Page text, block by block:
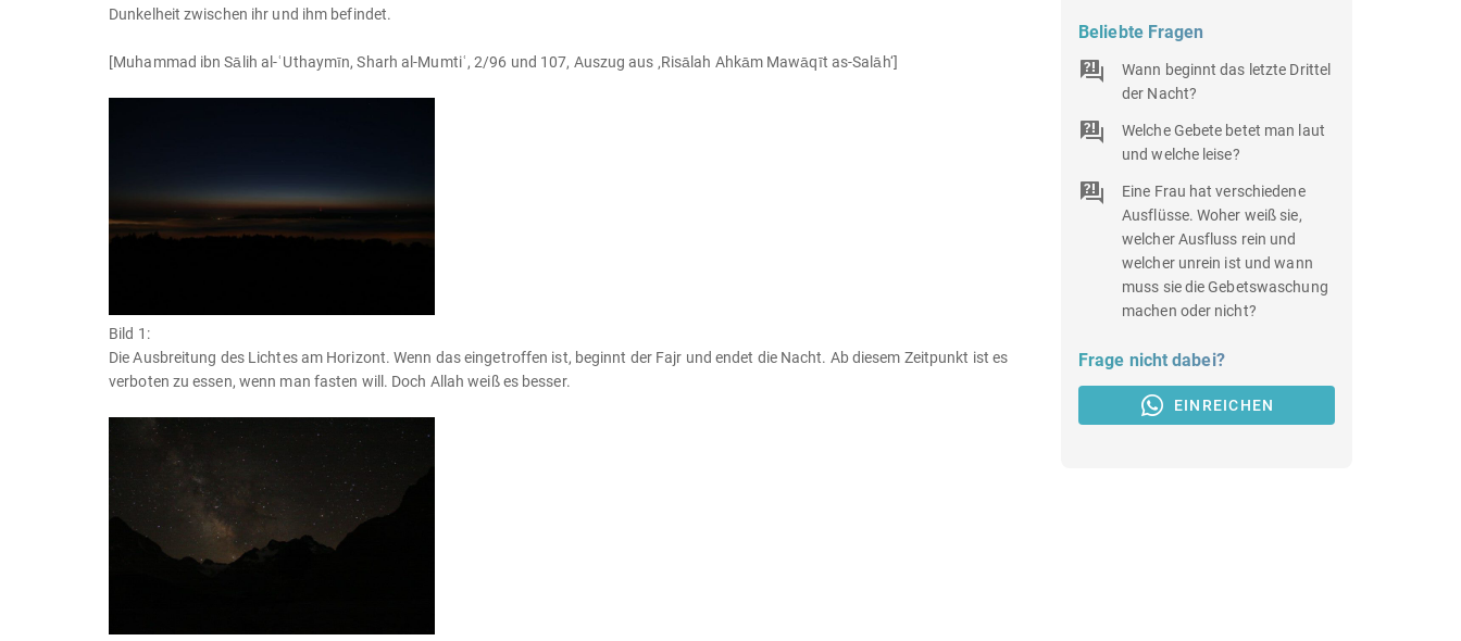
Dunkelheit zwischen ihr und ihm befindet.
[Muhammad ibn Sālih al-ʿUthaymīn, Sharh al-Mumtiʿ, 2/96 und 107, Auszug aus ‚Risālah Ahkām Mawāqīt as-Salāh‘]
Bild 1:
Die Ausbreitung des Lichtes am Horizont. Wenn das eingetroffen ist, beginnt der Fajr und endet die Nacht. Ab diesem Zeitpunkt ist es
verboten zu essen, wenn man fasten will. Doch Allah weiß es besser.
Beliebte Fragen
Wann beginnt das letzte Drittel
der Nacht?
Welche Gebete betet man laut
und welche leise?
Eine Frau hat verschiedene
Ausflüsse. Woher weiß sie,
welcher Ausfluss rein und
welcher unrein ist und wann
muss sie die Gebetswaschung
machen oder nicht?
Frage nicht dabei?
EINREICHEN